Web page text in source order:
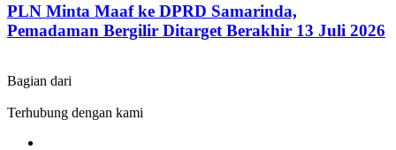
PLN Minta Maaf ke DPRD Samarinda,
Pemadaman Bergilir Ditarget Berakhir 13 Juli 2026
Bagian dari
Terhubung dengan kami